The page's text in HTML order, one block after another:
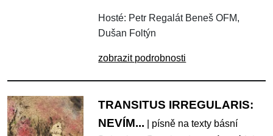
Hosté: Petr Regalát Beneš OFM,
Dušan Foltýn
zobrazit podrobnosti
TRANSITUS IRREGULARIS:
NEVÍM... | písně na texty básní